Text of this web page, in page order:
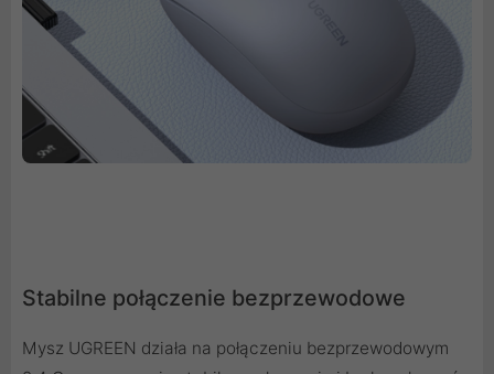
Stabilne połączenie bezprzewodowe
Mysz UGREEN działa na połączeniu bezprzewodowym